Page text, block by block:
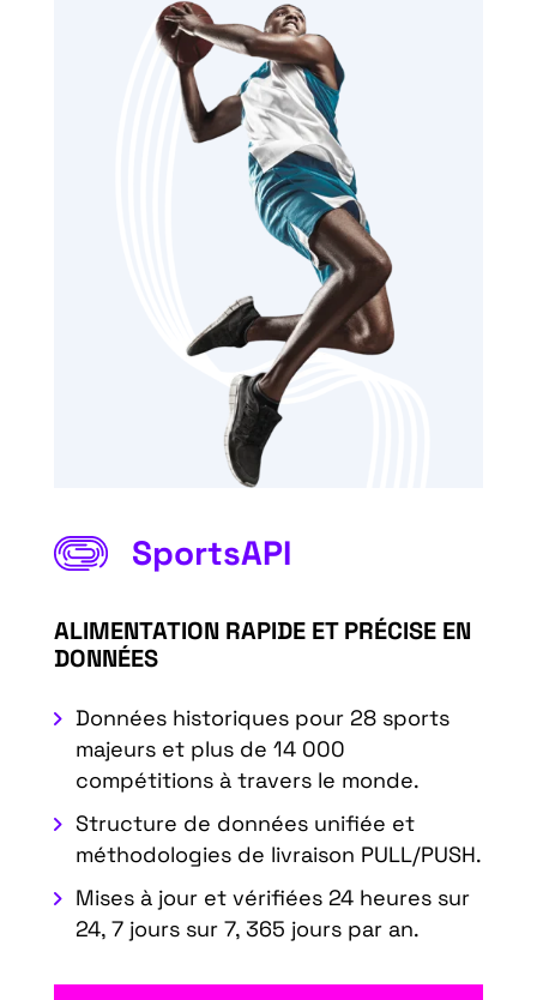
SportsAPI
ALIMENTATION RAPIDE ET PRÉCISE EN
DONNÉES
Données historiques pour 28 sports
majeurs et plus de 14 000
compétitions à travers le monde.
Structure de données unifiée et
méthodologies de livraison PULL/PUSH.
Mises à jour et vérifiées 24 heures sur
24, 7 jours sur 7, 365 jours par an.